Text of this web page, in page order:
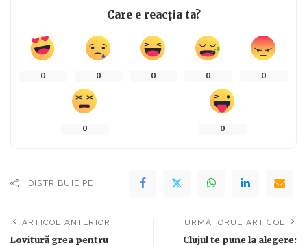
Care e reacția ta?
0 0 0 0 0
0 0
DISTRIBUIE PE
ARTICOL ANTERIOR
Lovitură grea pentru
URMĂTORUL ARTICOL
Clujul te pune la alegere: